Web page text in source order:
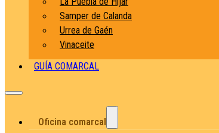
Samper de Calanda
Urrea de Gaén
Vinaceite
GUÍA COMARCAL
Oficina comarcal